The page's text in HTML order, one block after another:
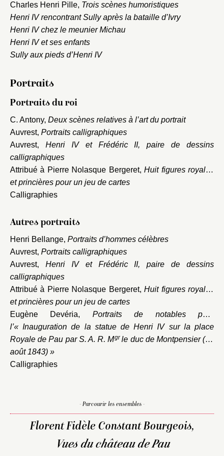
Charles Henri Pille, Trois scènes humoristiques
Henri IV rencontrant Sully après la bataille d’Ivry
Henri IV chez le meunier Michau
Henri IV et ses enfants
Sully aux pieds d’Henri IV
Portraits
Portraits du roi
C. Antony, Deux scènes relatives à l’art du portrait
Auvrest, Portraits calligraphiques
Auvrest, Henri IV et Frédéric II, paire de dessins
calligraphiques
Attribué à Pierre Nolasque Bergeret,Huit figures royales
et princières pour un jeu de cartes
Calligraphies
Autres portraits
Henri Bellange, Portraits d’hommes célèbres
Auvrest, Portraits calligraphiques
Auvrest, Henri IV et Frédéric II, paire de dessins
calligraphiques
Attribué à Pierre Nolasque Bergeret,Huit figures royales
et princières pour un jeu de cartes
Eugène Devéria, Portraits de notables pour
l’« Inauguration de la statue de Henri IV sur la place
Royale de Pau par S. A. R. Mgrle duc de Montpensier (27
août 1843) »
Calligraphies
- Parcourir les ensembles -
Florent Fidèle Constant Bourgeois,
Vues du château de Pau